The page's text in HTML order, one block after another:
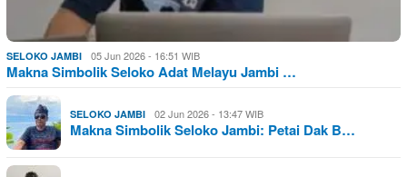
SELOKO JAMBI 05 Jun 2026 - 16:51 WIB
Makna Simbolik Seloko Adat Melayu Jambi …
SELOKO JAMBI 02 Jun 2026 - 13:47 WIB
Makna Simbolik Seloko Jambi: Petai Dak B…